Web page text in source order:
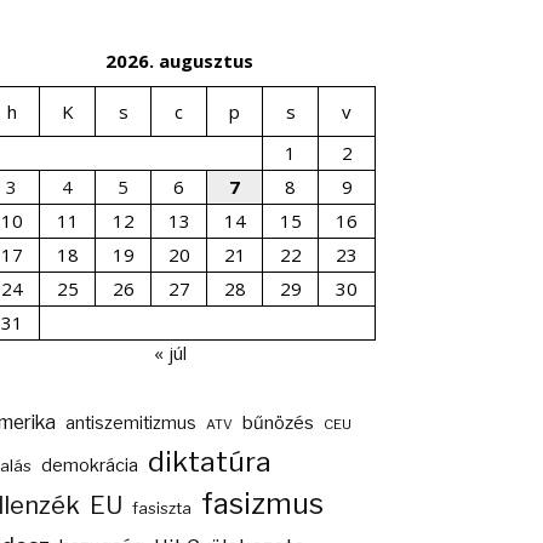
2026. augusztus
h K s c p s
v
1
2
3
4 5 6 7 8
9
10
11 12 13 14 15
16
17
18 19 20 21 22
23
24
25 26 27 28 29
30
31
« júl
antiszemitizmus ATV bűnözés CEU
demokrácia diktatúra
EU fasiszta fasizmus